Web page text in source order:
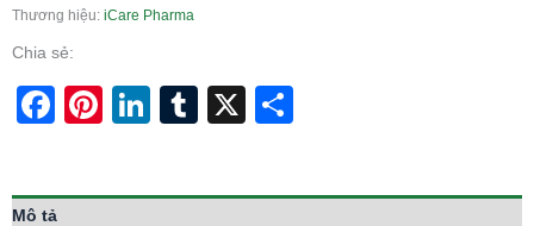
Thương hiệu: iCare Pharma
Chia sẻ:
Facebook
Pinterest
LinkedIn
Tumblr
X
Mô tả